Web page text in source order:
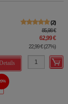
2
85,98 €
62,99 €
22,99 €(27%)
Details